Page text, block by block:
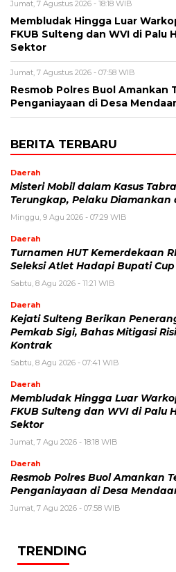
Jumat, 7 Agustus 2026 - 18:18 WIB
Membludak Hingga Luar
FKUB Sulteng dan WVI di Palu
Sektor
Jumat, 7 Agustus 2026 - 07:58 WIB
Resmob Polres Buol Amankan
Penganiayaan di Desa
BERITA TERBARU
Daerah
Misteri Mobil dalam Kasus
Terungkap, Pelaku Diamankan
Minggu, 9 Agu 2026 - 07:29 WIB
Daerah
Turnamen HUT Kemerdekaan
Seleksi Atlet Hadapi Bupati Cup
Sabtu, 8 Agu 2026 - 11:21 WIB
Daerah
Kejati Sulteng Berikan
Pemkab Sigi, Bahas Mitigasi
Kontrak
Sabtu, 8 Agu 2026 - 07:41 WIB
Daerah
Membludak Hingga Luar
FKUB Sulteng dan WVI di Palu
Sektor
Jumat, 7 Agu 2026 - 18:18 WIB
Daerah
Resmob Polres Buol Amankan
Penganiayaan di Desa
Jumat, 7 Agu 2026 - 07:58 WIB
TRENDING